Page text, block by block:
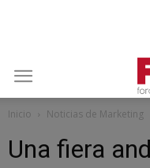
Inicio Noticias de Marketing
Una fiera